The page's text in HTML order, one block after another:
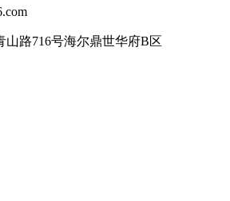
山路716号海尔鼎世华府B区